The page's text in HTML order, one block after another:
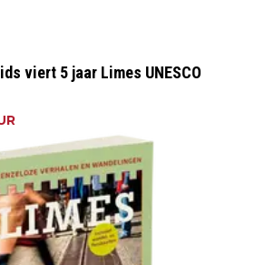
viert 5 jaar Limes UNESCO